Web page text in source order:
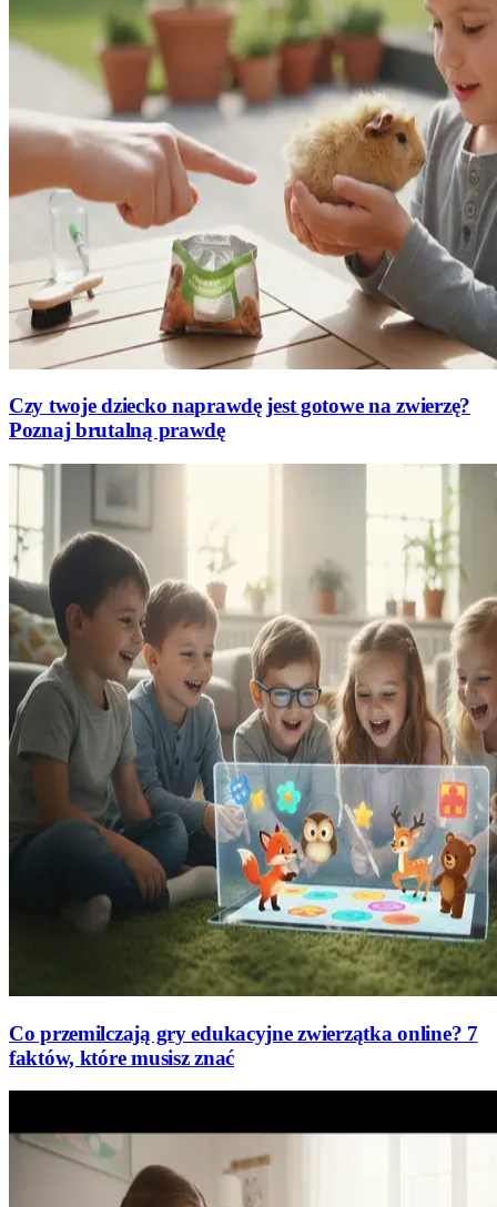
Czy twoje dziecko naprawdę jest gotowe na zwierzę?
Poznaj brutalną prawdę
Co przemilczają gry edukacyjne zwierzątka online? 7
faktów, które musisz znać